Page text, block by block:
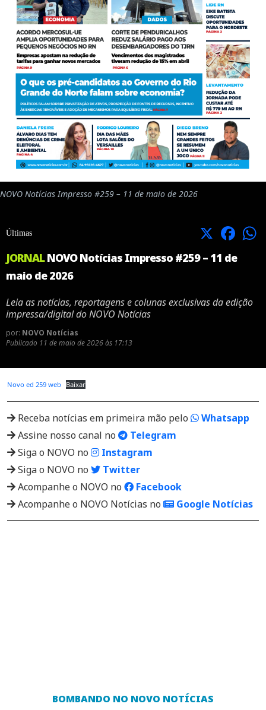
NOVO Notícias Impresso #259 – 11 de maio de 2026
Últimas X Facebook
JORNALNOVO Notícias Impresso #259 – 11 de
maio de 2026
Leia as notícias, reportagens e colunas exclusivas da edição
impressa/digital do NOVO Notícias
por: NOVO Notícias
Publicado 11 de maio de 2026 às 17:13
Novo ed 259 web Baixar
Receba notícias em primeira mão pelo
Whatsapp
Assine nosso canal no
Telegram
Siga o NOVO no
Instagram
Siga o NOVO no
Twitter
Acompanhe o NOVO no
Facebook
Acompanhe o NOVO Notícias no
Google Notícias
BOMBANDO NO NOVO NOTÍCIAS